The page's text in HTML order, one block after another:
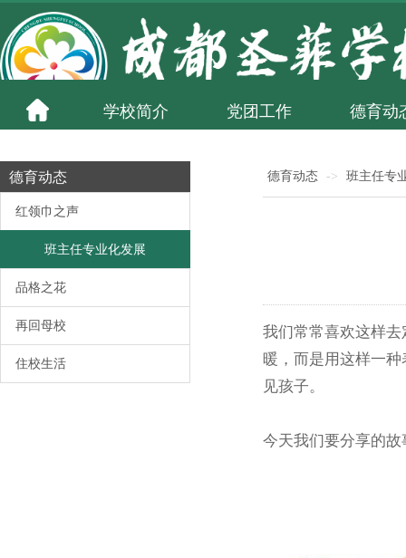
学校简介 党团工作 德育动
德育动态
红领巾之声
班主任专业化发展
品格之花
再回母校
住校生活
德育动态 -> 班主任专
我们常常喜欢这样
暖，而是用这样一
见孩子。
今天我们要分享的故